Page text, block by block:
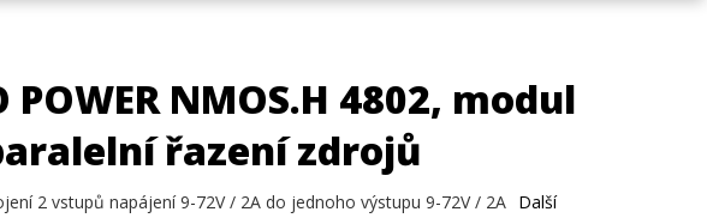
POWER NMOS.H 4802, modul
řazení zdrojů
2 vstupů napájení 9-72V / 2A do jednoho výstupu 9-72V / 2A Další